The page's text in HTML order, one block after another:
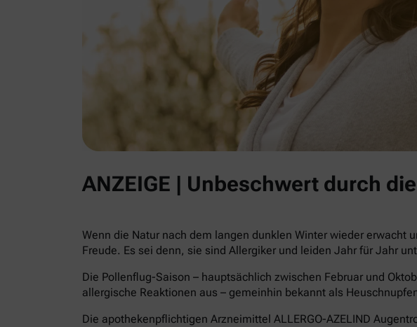
ANZEIGE | Unbeschwert durch
Wenn die Natur nach dem langen dunklen Winter wieder
Freude. Es sei denn, sie sind Allergiker und leiden Jahr für Jahr
Die Pollenflug-Saison – hauptsächlich zwischen Februar und
allergische Reaktionen aus – gemeinhin bekannt als
Die apothekenpflichtigen Arzneimittel ALLERGO-AZELIND